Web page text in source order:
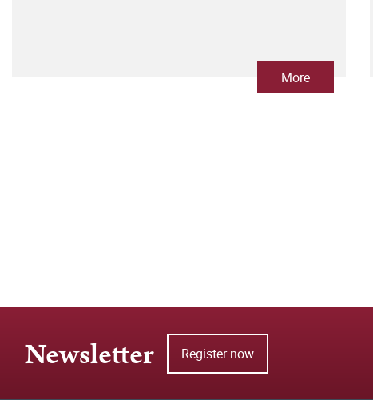
More
Newsletter Register now